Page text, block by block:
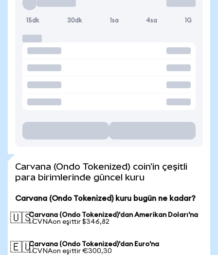
15dk 30dk 1sa 4sa 1G
Carvana (Ondo Tokenized) coin'in çeşitli
para birimlerinde güncel kuru
Carvana (Ondo Tokenized) kuru bugün ne kadar?
🇺🇸Carvana (Ondo Tokenized)'dan Amerikan Doları'na
1 CVNAon eşittir $346,82
🇪🇺Carvana (Ondo Tokenized)'dan Euro'na
1 CVNAon eşittir €300,30